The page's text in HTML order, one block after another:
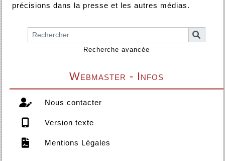
précisions dans la presse et les autres médias.
Recherche avancée
Webmaster - Infos
Nous contacter
Version texte
Mentions Légales